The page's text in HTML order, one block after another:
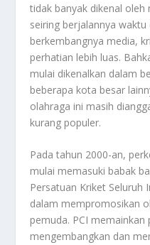
tidak banyak dikenal
seiring berjalannya
berkembangnya media,
perhatian lebih luas.
mulai dikenalkan dalam
beberapa kota besar
olahraga ini masih
kurang populer.
Pada tahun 2000-an,
mulai memasuki babak
Persatuan Kriket Seluruh
dalam mempromosikan
pemuda. PCI
mengembangkan dan